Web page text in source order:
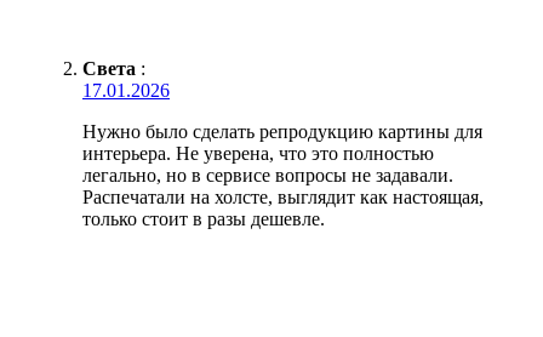
Света :
17.01.2026
Нужно было сделать репродукцию картины для
интерьера. Не уверена, что это полностью
легально, но в сервисе вопросы не задавали.
Распечатали на холсте, выглядит как настоящая,
только стоит в разы дешевле.